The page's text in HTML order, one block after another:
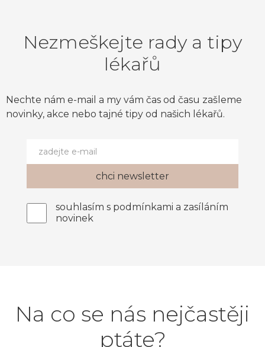
Nezmeškejte rady a tipy
lékařů
Nechte nám e-mail a my vám čas od času zašleme
novinky, akce nebo tajné tipy od našich lékařů.
souhlasím s podmínkami a zasíláním
novinek
Na co se nás nejčastěji
ptáte?